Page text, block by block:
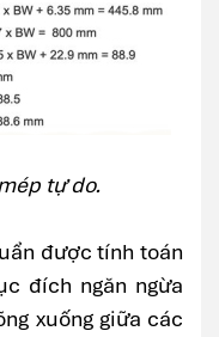
tự do.
được tính toán
đích ngăn ngừa
xuống giữa các